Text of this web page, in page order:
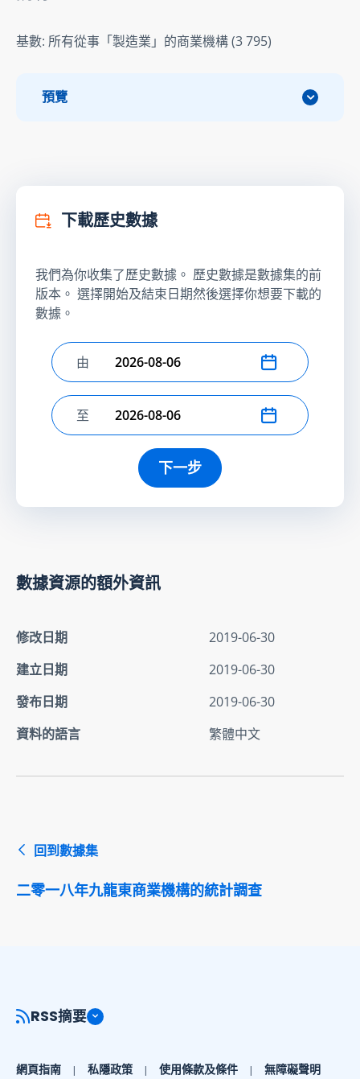
基數: 所有從事「製造業」的商業機構 (3 795)
預覽
下載歷史數據
我們為你收集了歷史數據。 歷史數據是數據集的前
版本。 選擇開始及結束日期然後選擇你想要下載的
數據。
選擇開始日期
由
選擇結束日期
至
下一步
數據資源的額外資訊
修改日期
2019-06-30
建立日期
2019-06-30
發布日期
2019-06-30
資料的語言
繁體中文
回到數據集
二零一八年九龍東商業機構的統計調查
RSS摘要
網頁指南 私隱政策 使用條款及條件 無障礙聲明